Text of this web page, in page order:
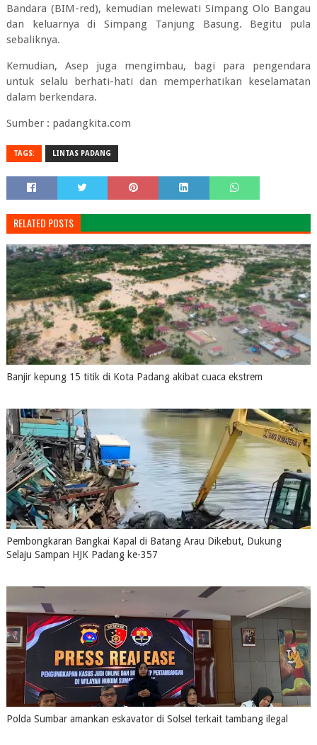
Bandara (BIM-red), kemudian melewati Simpang Olo Bangau
dan keluarnya di Simpang Tanjung Basung. Begitu pula
sebaliknya.
Kemudian, Asep juga mengimbau, bagi para pengendara
untuk selalu berhati-hati dan memperhatikan keselamatan
dalam berkendara.
Sumber : padangkita.com
TAGS: LINTAS PADANG
RELATED POSTS
Banjir kepung 15 titik di Kota Padang akibat cuaca ekstrem
Pembongkaran Bangkai Kapal di Batang Arau Dikebut, Dukung
Selaju Sampan HJK Padang ke-357
Polda Sumbar amankan eskavator di Solsel terkait tambang ilegal